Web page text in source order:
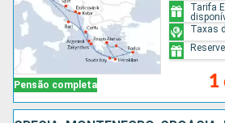
Pensão completa 1
Tarifa
Taxas